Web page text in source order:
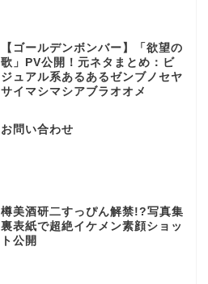
【ゴールデンボンバー】「欲望の
歌」PV公開！元ネタまとめ：ビ
ジュアル系あるあるゼンブノセヤ
サイマシマシアブラオオメ
お問い合わせ
樽美酒研二すっぴん解禁!?写真集
裏表紙で超絶イケメン素顔ショッ
ト公開